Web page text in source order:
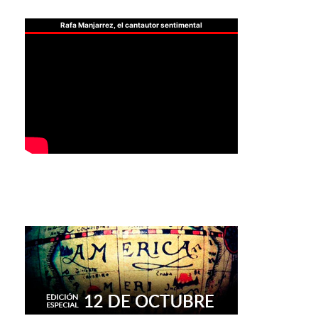
Rafa Manjarrez, el cantautor sentimental